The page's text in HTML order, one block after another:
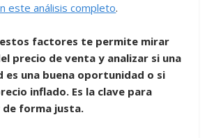
este análisis completo.
factores te permite mirar
precio de venta y analizar si una
es una buena oportunidad o si
inflado. Es la clave para
de forma justa.